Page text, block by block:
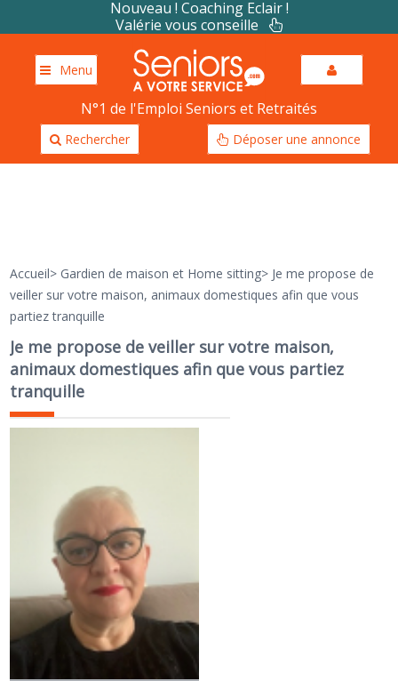
Nouveau ! Coaching Eclair !
Valérie vous conseille
Menu
N°1 de l'Emploi Seniors et Retraités
Rechercher Déposer une annonce
Accueil> Gardien de maison et Home sitting> Je me propose de
veiller sur votre maison, animaux domestiques afin que vous
partiez tranquille
Je me propose de veiller sur votre maison,
animaux domestiques afin que vous partiez
tranquille